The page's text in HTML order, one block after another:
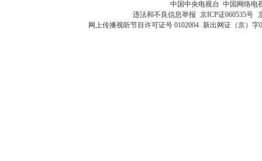
中国中央电视台 中国网络电
违法和不良信息举报 京ICP证060535号
网上传播视听节目许可证号 0102004 新出网证（京）